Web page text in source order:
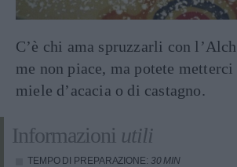
C’è chi ama spruzzarli con
me non piace, ma potete
miele d’acacia o di castagno.
Informazioni utili
TEMPO DI PREPARAZIONE: 30 MIN